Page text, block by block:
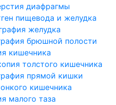
диафрагмы
пищевода и желудка
желудка
брюшной полости
кишечника
толстого кишечника
прямой кишки
кишечника
малого таза